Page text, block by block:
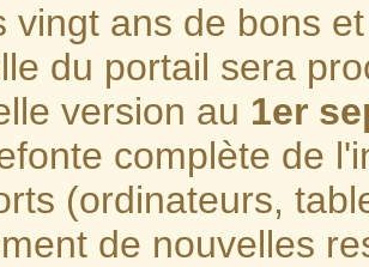
vingt ans de bons
du portail sera
version au 1er
complète de
(ordinateurs,
de nouvelles